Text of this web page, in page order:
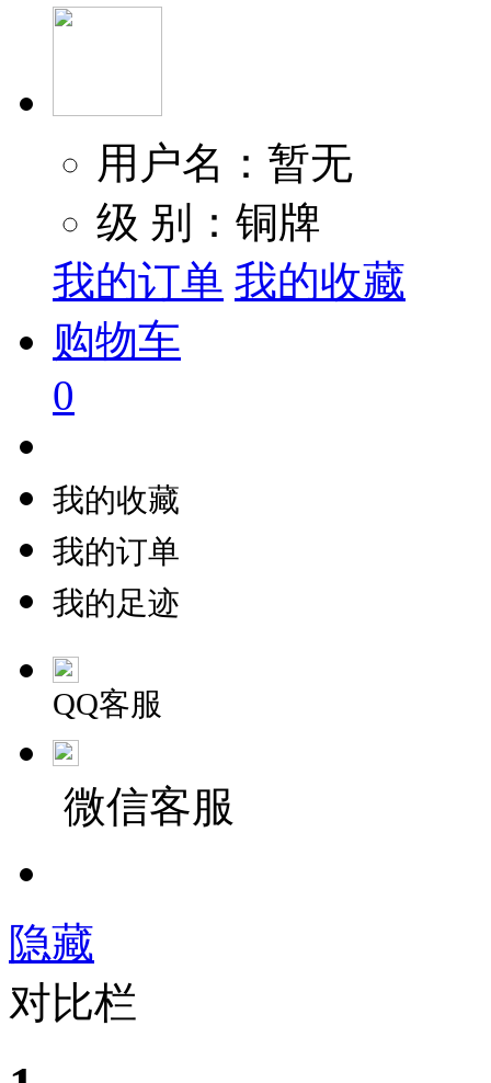
用户名：暂无
级 别：铜牌
我的订单 我的收藏
购物车
0
我的收藏
我的订单
我的足迹
QQ客服
微信客服
隐藏
对比栏